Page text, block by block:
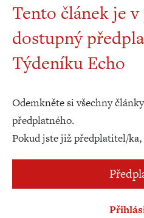
Tento článek je
dostupný
Týdeníku Echo
Odemkněte si všechny
předplatného.
Pokud jste již předplatitel/